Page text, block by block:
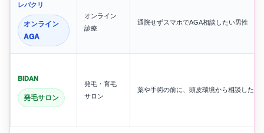
レバクリ
オンライン
AGA
オンライン
診療
通院せずスマホでAGA相談したい男性
BIDAN
発毛サロン
発毛・育毛
サロン
薬や手術の前に、頭皮環境から相談したい